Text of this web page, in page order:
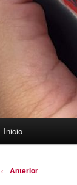
Inicio
Navegación
← Anterior